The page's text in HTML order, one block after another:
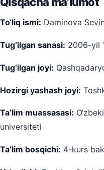
To‘liq ismi: Daminova
Tug‘ilgan sanasi: 2006-yil
Tug‘ilgan joyi:
Hozirgi yashash joyi:
Ta’lim muassasasi:
universiteti
Ta’lim bosqichi: 4-kurs